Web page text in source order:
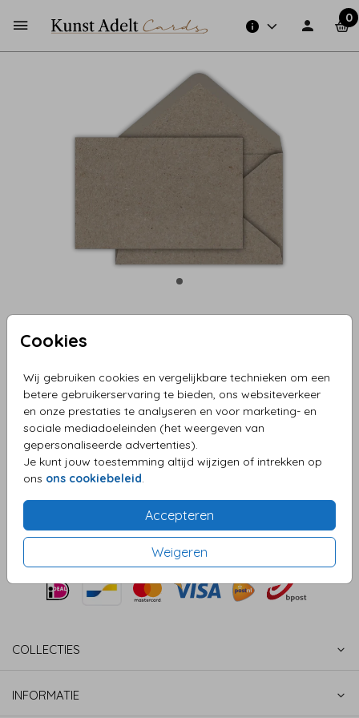
0
Cookies
Wij gebruiken cookies en vergelijkbare technieken om een
betere gebruikerservaring te bieden, ons websiteverkeer
en onze prestaties te analyseren en voor marketing- en
sociale mediadoeleinden (het weergeven van
gepersonaliseerde advertenties).
Je kunt jouw toestemming altijd wijzigen of intrekken op
ons ons cookiebeleid.
Accepteren
Weigeren
Kraft (recycled) 12 X 18
Aantal x 1 Prijs:€ 0,45
OMSCHRIJVING
kraft (recycled) 12 x 18
Prijs:€ 0,45
COLLECTIES
INFORMATIE